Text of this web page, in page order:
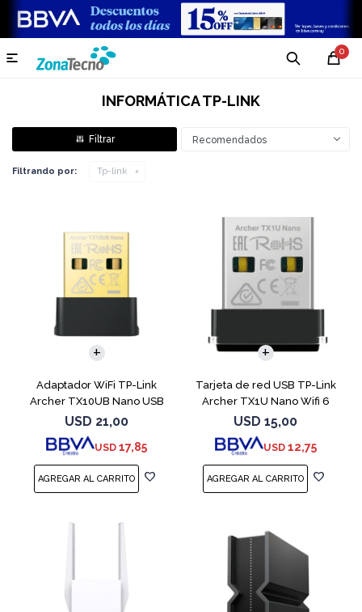
0

INFORMÁTICA TP-LINK
Recomendados
Filtrando por: Tp-link
Adaptador WiFi TP-Link
Archer TX10UB Nano USB
Bluetooh 5.3
USD 21,00
USD 17,85
Tarjeta de red USB TP-Link
Archer TX1U Nano Wifi 6
USD 15,00
USD 12,75